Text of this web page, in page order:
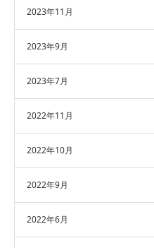
2023年11月
2023年9月
2023年7月
2022年11月
2022年10月
2022年9月
2022年6月